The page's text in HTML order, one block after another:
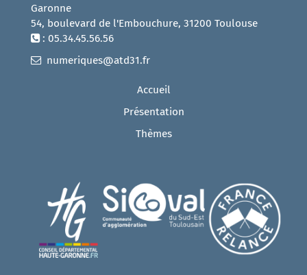
Garonne
54, boulevard de l'Embouchure, 31200 Toulouse
: 05.34.45.56.56
numeriques@atd31.fr
Accueil
Présentation
Thèmes